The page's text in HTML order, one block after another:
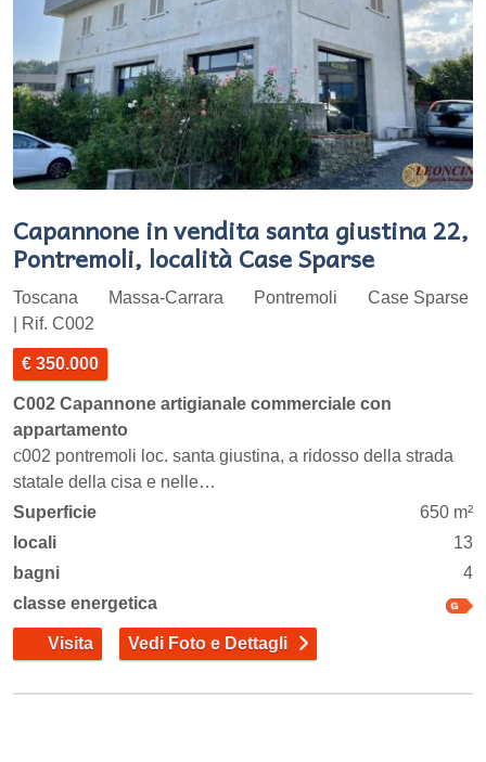
Capannone in vendita santa giustina 22,
Pontremoli, località Case Sparse
Toscana Massa-Carrara Pontremoli
Case Sparse
| Rif. C002
€ 350.000
C002 Capannone artigianale commerciale con
appartamento
c002 pontremoli loc. santa giustina, a ridosso della strada
statale della cisa e nelle…
Superficie
650 m²
locali
13
bagni
4
classe energetica
Visita Vedi Foto e Dettagli